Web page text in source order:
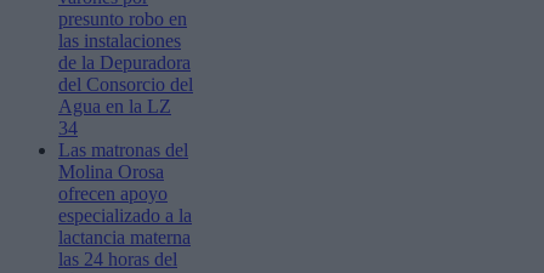
presunto robo en
las instalaciones
de la Depuradora
del Consorcio del
Agua en la LZ
34
Las matronas del
Molina Orosa
ofrecen apoyo
especializado a la
lactancia materna
las 24 horas del